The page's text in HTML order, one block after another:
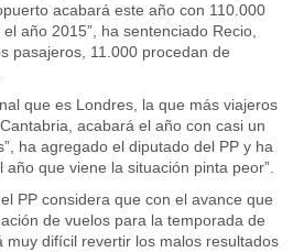
acabará este año con 110.000
año 2015”, ha sentenciado Recio,
pasajeros, 11.000 procedan de
que es Londres, la que más viajeros
acabará el año con casi un
ha agregado el diputado del PP y ha
año que viene la situación pinta peor”.
PP considera que con el avance que
de vuelos para la temporada de
muy difícil revertir los malos resultados